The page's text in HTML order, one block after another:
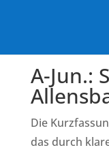
A-Jun.:
Die
das durch